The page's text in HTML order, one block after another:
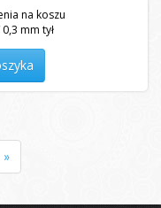
na koszu
mm tył
»